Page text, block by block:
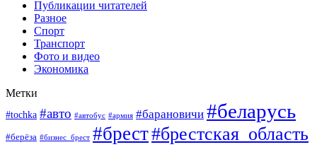
Публикации читателей
Разное
Спорт
Транспорт
Фото и видео
Экономика
Метки
#tochka #авто #автобус #армия #барановичи #беларусь
#берёза #бизнес_брест #брест#брестская_область